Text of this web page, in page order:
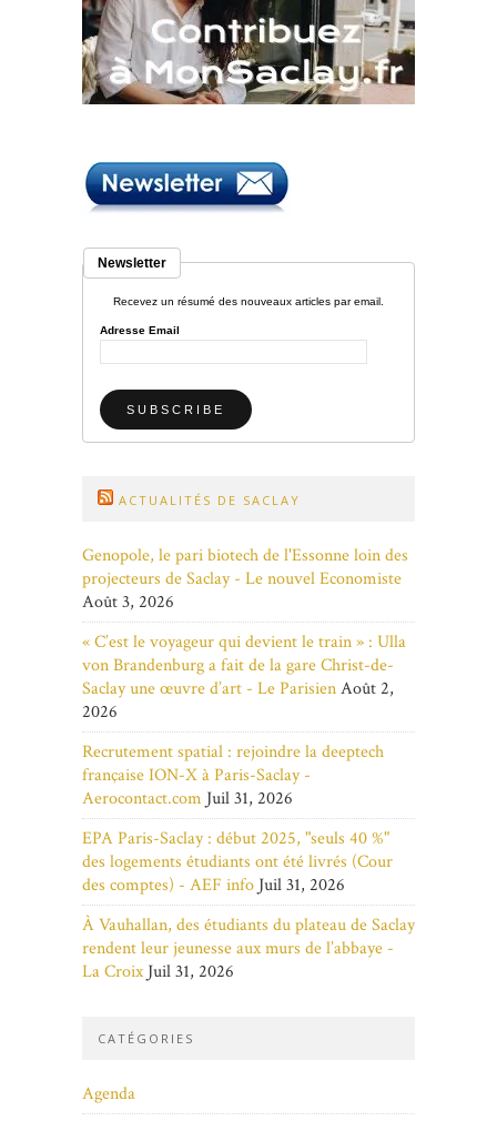
Newsletter
Recevez un résumé des nouveaux articles par email.
Adresse Email
ACTUALITÉS DE SACLAY
Genopole, le pari biotech de l'Essonne loin des
projecteurs de Saclay - Le nouvel Economiste
Août 3, 2026
« C’est le voyageur qui devient le train » : Ulla
von Brandenburg a fait de la gare Christ-de-
Saclay une œuvre d’art - Le ParisienAoût 2,
2026
Recrutement spatial : rejoindre la deeptech
française ION-X à Paris-Saclay -
Aerocontact.com Juil 31, 2026
EPA Paris-Saclay : début 2025, "seuls 40 %"
des logements étudiants ont été livrés (Cour
des comptes) - AEF info Juil 31, 2026
À Vauhallan, des étudiants du plateau de Saclay
rendent leur jeunesse aux murs de l’abbaye -
La Croix Juil 31, 2026
CATÉGORIES
Agenda